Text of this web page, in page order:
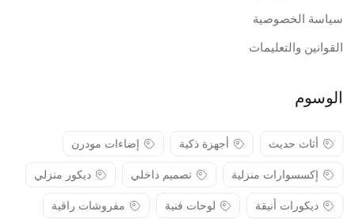
سياسة الخصوصية
القوانين والتعليمات
الوسوم
أثاث حديث أجهزة ذكية
إضاءات مودرن
إكسسوارات منزلية
تصميم داخلي
ديكور منزلي
ديكورات أنيقة
لوحات فنية مفروشات راقية